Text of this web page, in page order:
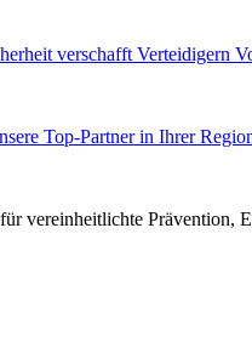
verschafft Verteidigern
Top-Partner in Ihrer
vereinheitlichte Prävention,